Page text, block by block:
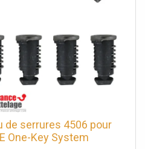
de serrures 4506 pour
One-Key System